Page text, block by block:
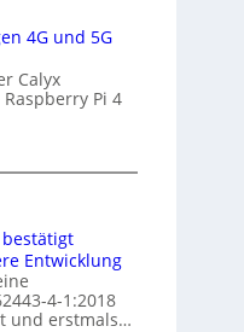
4G und 5G
Calyx
Pi 4
bestätigt
Entwicklung
4-1:2018
und erstmals…